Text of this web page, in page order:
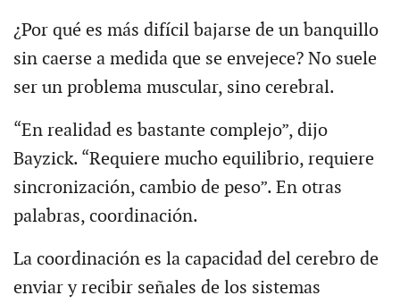
¿Por qué es más difícil bajarse de un banquillo
sin caerse a medida que se envejece? No suele
ser un problema muscular, sino cerebral.
“En realidad es bastante complejo”, dijo
Bayzick. “Requiere mucho equilibrio, requiere
sincronización, cambio de peso”. En otras
palabras, coordinación.
La coordinación es la capacidad del cerebro de
enviar y recibir señales de los sistemas